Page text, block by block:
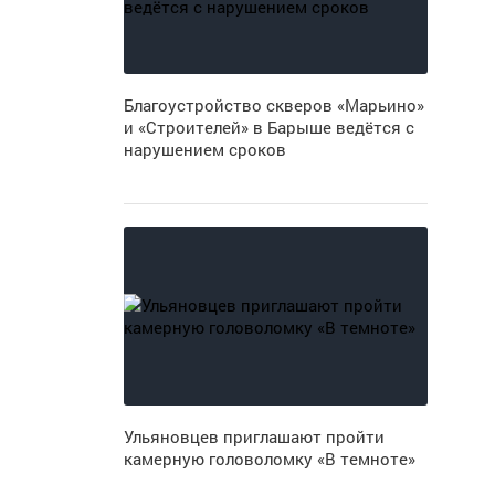
Благоустройство скверов «Марьино»
и «Строителей» в Барыше ведётся с
нарушением сроков
Ульяновцев приглашают пройти
камерную головоломку «В темноте»